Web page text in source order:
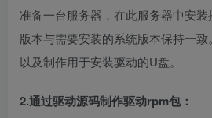
准备一台服务器，在此服务器中安
版本与需要安装的系统版本保持一
以及制作用于安装驱动的U盘。
2.通过驱动源码制作驱动rpm包：